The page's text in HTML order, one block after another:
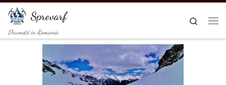
Sari la conținut
Sprevarf
Drumetii in Romania
Search